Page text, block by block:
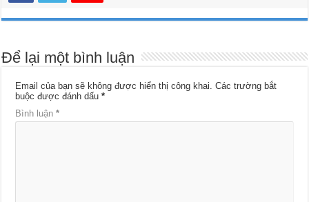
Để lại một bình luận
Email của bạn sẽ không được hiển thị công khai. Các trường bắt
buộc được đánh dấu*
Bình luận*